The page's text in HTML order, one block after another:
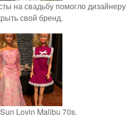
на свадьбу помогло дизайнеру
свой бренд.
Lovin Malibu 70s.